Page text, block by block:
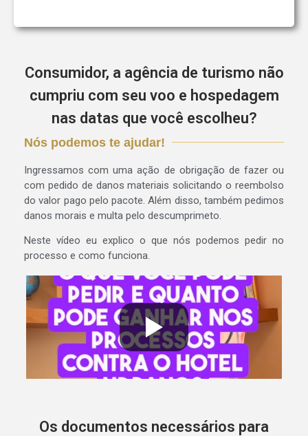
Consumidor, a agência de turismo não
cumpriu com seu voo e hospedagem
nas datas que você escolheu?
Nós podemos te ajudar!
Ingressamos com uma ação de obrigação de fazer ou
com pedido de danos materiais solicitando o reembolso
do valor pago pelo pacote. Além disso, também pedimos
danos morais e multa pelo descumprimeto.
Neste vídeo eu explico o que nós podemos pedir no
processo e como funciona.
Os documentos necessários para